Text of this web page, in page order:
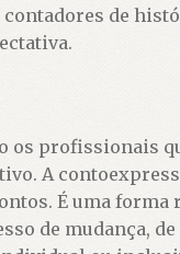
contadores de
profissionais
A
É uma forma
de mudança,